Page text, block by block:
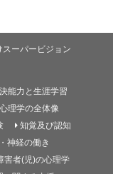
スーパービジョン
能力と生涯学習
理学の全体像
知覚及び認知
神経の働き
害者(児)の心理学